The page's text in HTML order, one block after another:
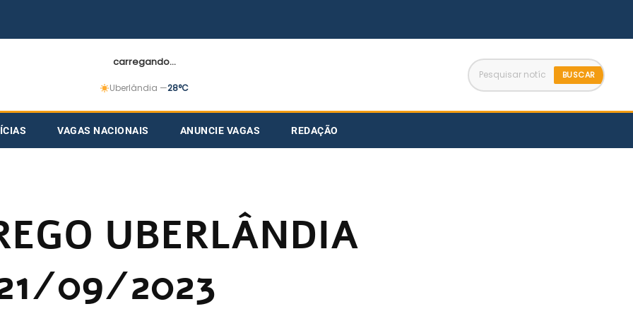
carregando...
Uberlândia —28°C
BUSCAR
VAGAS NACIONAIS ANUNCIE VAGAS REDAÇÃO
UBERLÂNDIA
09/2023